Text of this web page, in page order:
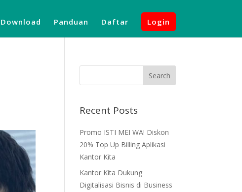
Download Panduan Daftar Login
Recent Posts
Promo ISTI MEI WA! Diskon
20% Top Up Billing Aplikasi
Kantor Kita
Kantor Kita Dukung
Digitalisasi Bisnis di Business